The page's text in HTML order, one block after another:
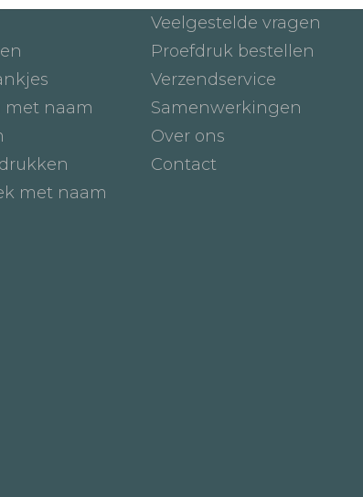
met naam
met naam
Veelgestelde vragen
Proefdruk bestellen
Verzendservice
Samenwerkingen
Over ons
Contact